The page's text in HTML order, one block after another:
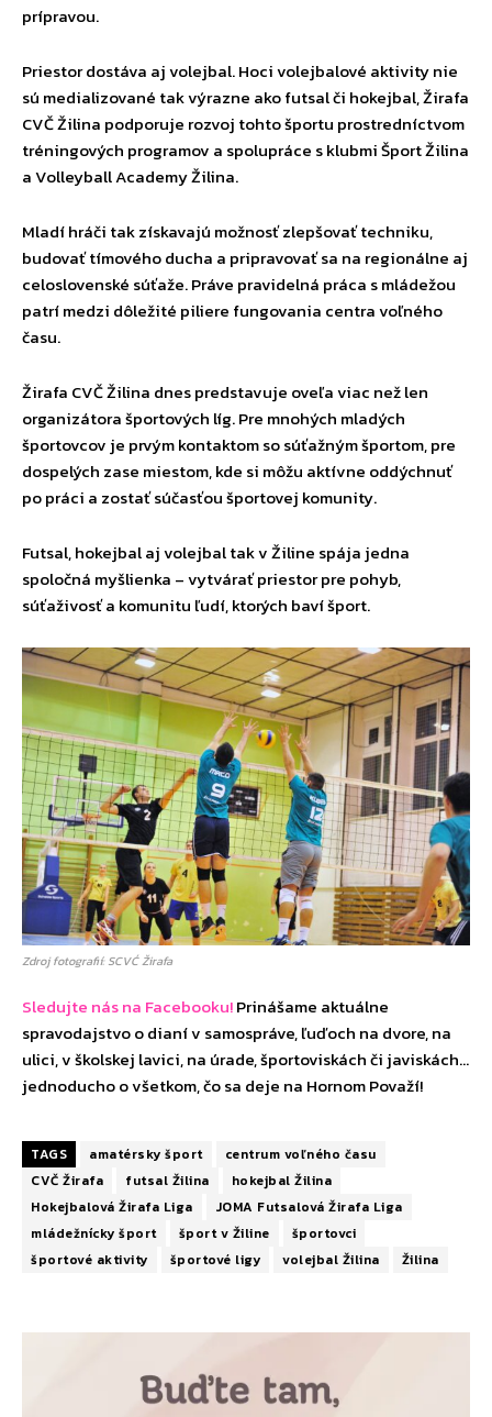
prípravou.
Priestor dostáva aj volejbal. Hoci volejbalové aktivity nie
sú medializované tak výrazne ako futsal či hokejbal, Žirafa
CVČ Žilina podporuje rozvoj tohto športu prostredníctvom
tréningových programov a spolupráce s klubmi Šport Žilina
a Volleyball Academy Žilina.
Mladí hráči tak získavajú možnosť zlepšovať techniku,
budovať tímového ducha a pripravovať sa na regionálne aj
celoslovenské súťaže. Práve pravidelná práca s mládežou
patrí medzi dôležité piliere fungovania centra voľného
času.
Žirafa CVČ Žilina dnes predstavuje oveľa viac než len
organizátora športových líg. Pre mnohých mladých
športovcov je prvým kontaktom so súťažným športom, pre
dospelých zase miestom, kde si môžu aktívne oddýchnuť
po práci a zostať súčasťou športovej komunity.
Futsal, hokejbal aj volejbal tak v Žiline spája jedna
spoločná myšlienka – vytvárať priestor pre pohyb,
súťaživosť a komunitu ľudí, ktorých baví šport.
Zdroj fotografií: SCVĆ Žirafa
Sledujte nás na Facebooku!Prinášame aktuálne
spravodajstvo o dianí v samospráve, ľuďoch na dvore, na
ulici, v školskej lavici, na úrade, športoviskách či javiskách…
jednoducho o všetkom, čo sa deje na Hornom Považí!
TAGS amatérsky šport
centrum voľného času
CVČ Žirafa
futsal Žilina
hokejbal Žilina
Hokejbalová Žirafa Liga
JOMA Futsalová Žirafa Liga
mládežnícky šport
šport v Žiline
športovci
športové aktivity
športové ligy volejbal Žilina Žilina